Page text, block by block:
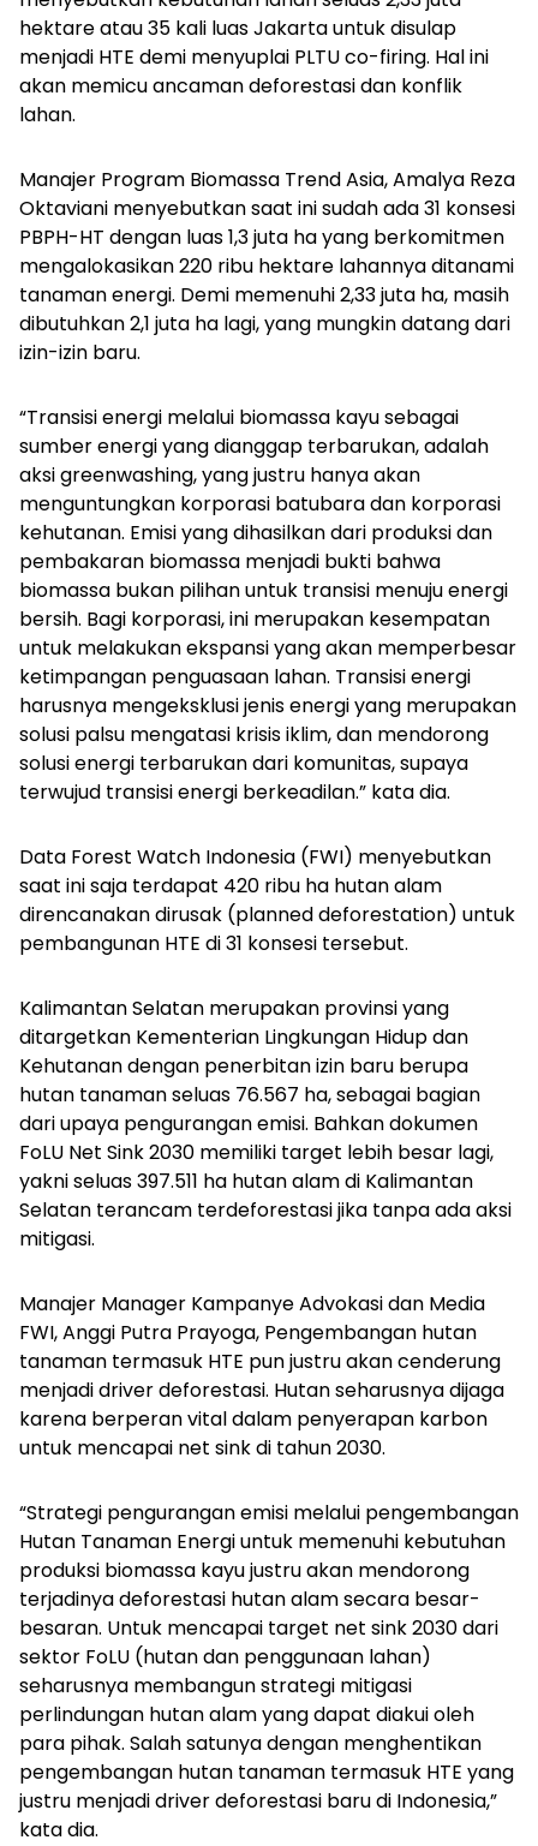
hektare atau 35 kali luas Jakarta untuk disulap
menjadi HTE demi menyuplai PLTU co-firing. Hal ini
akan memicu ancaman deforestasi dan konflik
lahan.
Manajer Program Biomassa Trend Asia, Amalya Reza
Oktaviani menyebutkan saat ini sudah ada 31 konsesi
PBPH-HT dengan luas 1,3 juta ha yang berkomitmen
mengalokasikan 220 ribu hektare lahannya ditanami
tanaman energi. Demi memenuhi 2,33 juta ha, masih
dibutuhkan 2,1 juta ha lagi, yang mungkin datang dari
izin-izin baru.
“Transisi energi melalui biomassa kayu sebagai
sumber energi yang dianggap terbarukan, adalah
aksi greenwashing, yang justru hanya akan
menguntungkan korporasi batubara dan korporasi
kehutanan. Emisi yang dihasilkan dari produksi dan
pembakaran biomassa menjadi bukti bahwa
biomassa bukan pilihan untuk transisi menuju energi
bersih. Bagi korporasi, ini merupakan kesempatan
untuk melakukan ekspansi yang akan memperbesar
ketimpangan penguasaan lahan. Transisi energi
harusnya mengeksklusi jenis energi yang merupakan
solusi palsu mengatasi krisis iklim, dan mendorong
solusi energi terbarukan dari komunitas, supaya
terwujud transisi energi berkeadilan.” kata dia.
Data Forest Watch Indonesia (FWI) menyebutkan
saat ini saja terdapat 420 ribu ha hutan alam
direncanakan dirusak (planned deforestation) untuk
pembangunan HTE di 31 konsesi tersebut.
Kalimantan Selatan merupakan provinsi yang
ditargetkan Kementerian Lingkungan Hidup dan
Kehutanan dengan penerbitan izin baru berupa
hutan tanaman seluas 76.567 ha, sebagai bagian
dari upaya pengurangan emisi. Bahkan dokumen
FoLU Net Sink 2030 memiliki target lebih besar lagi,
yakni seluas 397.511 ha hutan alam di Kalimantan
Selatan terancam terdeforestasi jika tanpa ada aksi
mitigasi.
Manajer Manager Kampanye Advokasi dan Media
FWI, Anggi Putra Prayoga, Pengembangan hutan
tanaman termasuk HTE pun justru akan cenderung
menjadi driver deforestasi. Hutan seharusnya dijaga
karena berperan vital dalam penyerapan karbon
untuk mencapai net sink di tahun 2030.
“Strategi pengurangan emisi melalui pengembangan
Hutan Tanaman Energi untuk memenuhi kebutuhan
produksi biomassa kayu justru akan mendorong
terjadinya deforestasi hutan alam secara besar-
besaran. Untuk mencapai target net sink 2030 dari
sektor FoLU (hutan dan penggunaan lahan)
seharusnya membangun strategi mitigasi
perlindungan hutan alam yang dapat diakui oleh
para pihak. Salah satunya dengan menghentikan
pengembangan hutan tanaman termasuk HTE yang
justru menjadi driver deforestasi baru di Indonesia,”
kata dia.